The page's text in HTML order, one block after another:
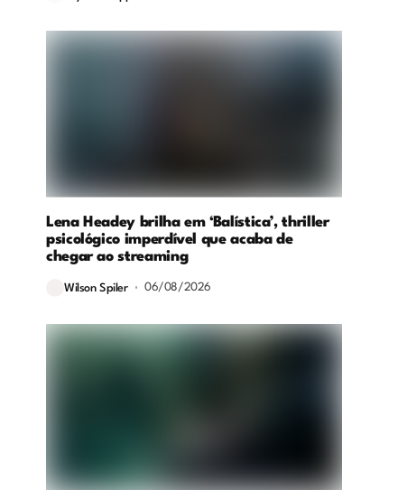
Lena Headey brilha em ‘Balística’, thriller
psicológico imperdível que acaba de
chegar ao streaming
Wilson Spiler 06/08/2026